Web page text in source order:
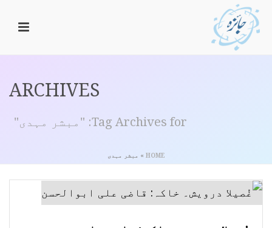
ARCHIVES
Tag Archives for: "مبشر مہدی"
HOME
» مبشر مہدی